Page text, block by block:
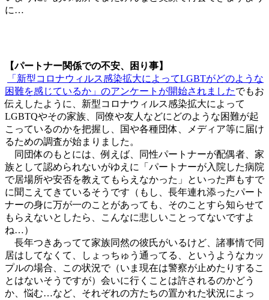
に…
【パートナー関係での不安、困り事】
「新型コロナウィルス感染拡大によってLGBTがどのような
困難を感じているか」のアンケートが開始されましたでもお
伝えしたように、新型コロナウィルス感染拡大によって
LGBTQやその家族、同僚や友人などにどのような困難が起
こっているのかを把握し、国や各種団体、メディア等に届け
るための調査が始まりました。
同団体のもとには、例えば、同性パートナーが配偶者、家
族として認められないがゆえに「パートナーが入院した病院
で居場所や安否を教えてもらえなかった」といった声もすで
に聞こえてきているそうです（もし、長年連れ添ったパート
ナーの身に万が一のことがあっても、そのことすら知らせて
もらえないとしたら、こんなに悲しいことってないですよ
ね…）
長年つきあってて家族同然の彼氏がいるけど、諸事情で同
居はしてなくて、しょっちゅう通ってる、というようなカッ
プルの場合、この状況で（いま現在は警察が止めたりするこ
とはないそうですが）会いに行くことは許されるのかどう
か、悩む…など、それぞれの方たちの置かれた状況によっ